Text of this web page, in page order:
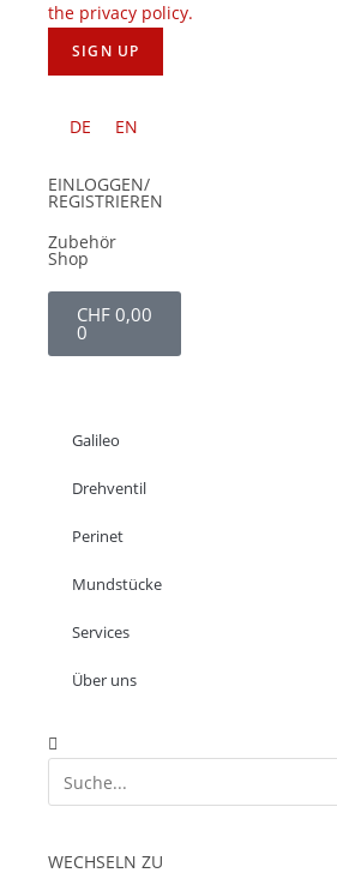
the privacy policy.
DE EN
EINLOGGEN/
REGISTRIEREN
Zubehör
Shop
CHF 0,00
0
Galileo
Drehventil
Perinet
Mundstücke
Services
Über uns
WECHSELN ZU